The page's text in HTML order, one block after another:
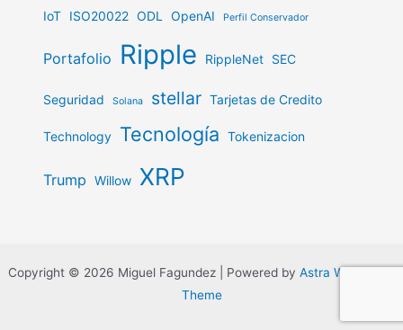
IoT ISO20022 ODL OpenAI Perfil Conservador
Portafolio Ripple RippleNet SEC
Seguridad Solana stellar Tarjetas de Credito
Technology Tecnología Tokenizacion
Trump Willow XRP
Copyright © 2026 Miguel Fagundez | Powered by Astra WordPress
Theme